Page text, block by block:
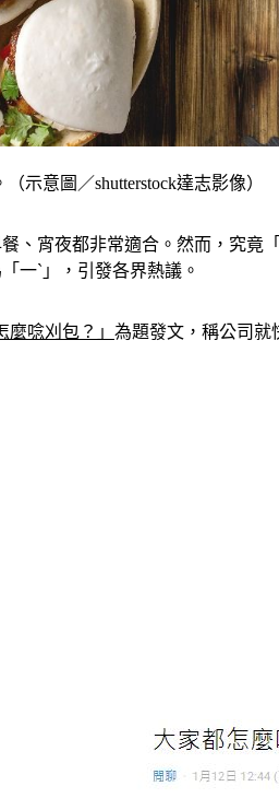
示意圖／shutterstock達志影像）
、宵夜都非常適合。然而，究
一ˋ」，引發各界熱議。
麼唸刈包？」 為題發文，稱公司就